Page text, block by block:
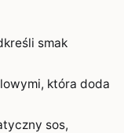
smak
która doda
sos,